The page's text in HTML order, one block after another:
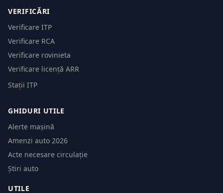
VERIFICĂRI
Verificare ITP
Verificare RCA
Verificare rovinieta
Verificare licență ARR
Stații ITP
GHIDURI UTILE
Alerte mașină
Amenzi auto 2026
Acte necesare circulație
Știri auto
UTILE